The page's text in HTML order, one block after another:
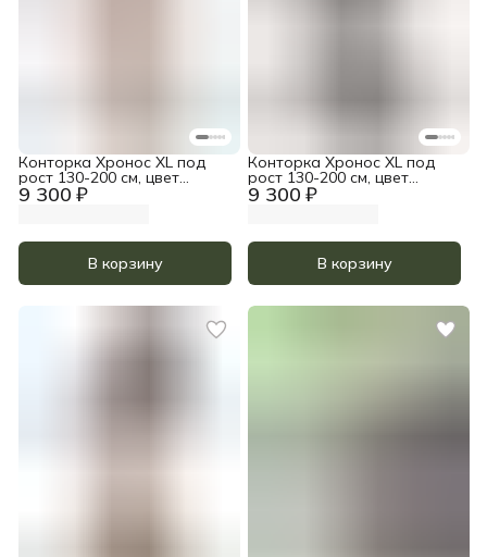
9 300 ₽
Конторка Хронос XL под
рост 130-200 см, цвет
Прозрачное масло
В корзину
9 300 ₽
Конторка Хронос XL под
рост 130-200 см, цвет
Тёмный орех
В корзину